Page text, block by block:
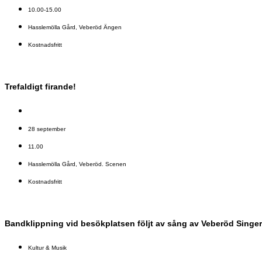
10.00-15.00
Hasslemölla Gård, Veberöd Ängen
Kostnadsfritt
Trefaldigt firande!
28 september
11.00
Hasslemölla Gård, Veberöd. Scenen
Kostnadsfritt
Bandklippning vid besökplatsen följt av sång av Veberöd
Kultur & Musik